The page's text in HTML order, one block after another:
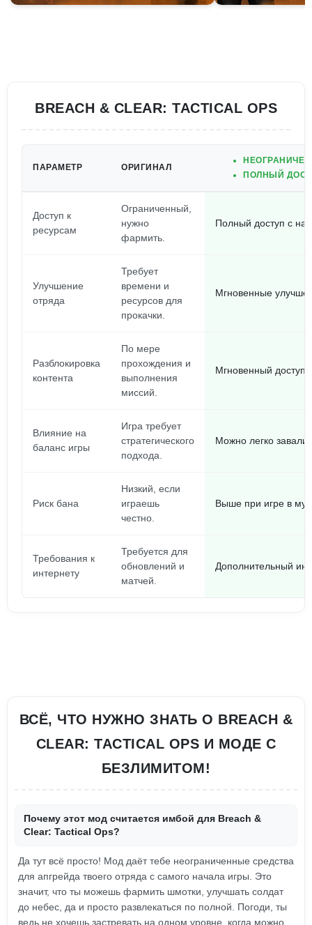
BREACH & CLEAR: TACTICAL OPS
ПАРАМЕТР ОРИГИНАЛ
ПОЛНЫЙ
Доступ к
ресурсам
Ограниченный,
нужно
фармить.
Полный доступ с
Улучшение
отряда
Требует
времени и
ресурсов для
прокачки.
Мгновенные
Разблокировка
контента
По мере
прохождения и
выполнения
миссий.
Мгновенный доступ
Влияние на
баланс игры
Игра требует
стратегического
подхода.
Можно легко
Риск бана
Низкий, если
играешь
честно.
Выше при игре в
Требования к
интернету
Требуется для
обновлений и
матчей.
Дополнительный
ВСЁ, ЧТО НУЖНО ЗНАТЬ О BREACH &
CLEAR: TACTICAL OPS И МОДЕ С
БЕЗЛИМИТОМ!
Почему этот мод считается имбой для Breach &
Clear: Tactical Ops?
Да тут всё просто! Мод даёт тебе неограниченные средства
для апгрейда твоего отряда с самого начала игры. Это
значит, что ты можешь фармить шмотки, улучшать солдат
до небес, да и просто развлекаться по полной. Погоди, ты
ведь не хочешь застревать на одном уровне, когда можно